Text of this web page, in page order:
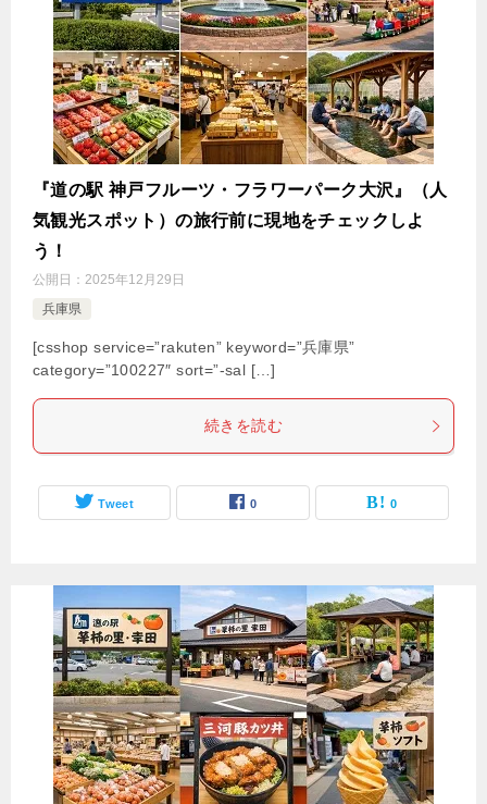
『道の駅 神戸フルーツ・フラワーパーク大沢』（人
気観光スポット）の旅行前に現地をチェックしよ
う！
公開日： 2025年12月29日
兵庫県
[csshop service=”rakuten” keyword=”兵庫県”
category=”100227″ sort=”-sal […]
続きを読む
Tweet 0 0